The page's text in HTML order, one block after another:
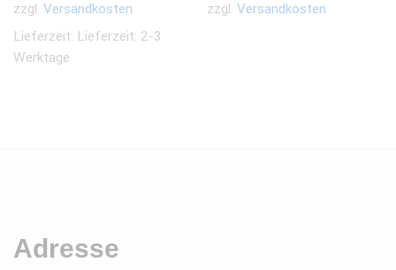
zzgl. Versandkosten
Lieferzeit: Lieferzeit: 2-3
Werktage
zzgl. Versandkosten
Adresse